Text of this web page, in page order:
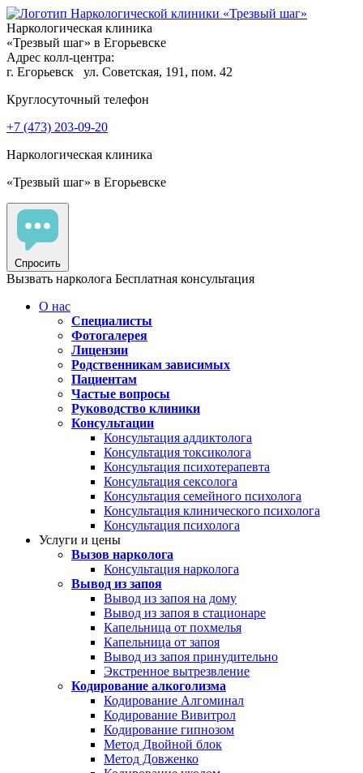
Наркологическая клиника
«Трезвый шаг» в Егорьевске
Адрес колл-центра:
г. Егорьевск
ул. Советская, 191, пом. 42
Круглосуточный телефон
+7 (473) 203-09-20
Наркологическая клиника
«Трезвый шаг» в Егорьевске
Спросить
Вызвать нарколога Бесплатная консультация
О нас
Специалисты
Фотогалерея
Лицензии
Родственникам зависимых
Пациентам
Частые вопросы
Руководство клиники
Консультации
Консультация аддиктолога
Консультация токсиколога
Консультация психотерапевта
Консультация сексолога
Консультация семейного психолога
Консультация клинического психолога
Консультация психолога
Услуги и цены
Вызов нарколога
Консультация нарколога
Вывод из запоя
Вывод из запоя на дому
Вывод из запоя в стационаре
Капельница от похмелья
Капельница от запоя
Вывод из запоя принудительно
Экстренное вытрезвление
Кодирование алкоголизма
Кодирование Алгоминал
Кодирование Вивитрол
Кодирование гипнозом
Метод Двойной блок
Метод Довженко